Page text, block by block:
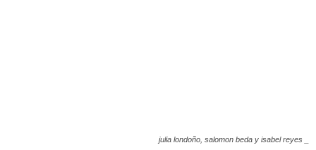
julia londoño, salomon beda y isabel reyes _